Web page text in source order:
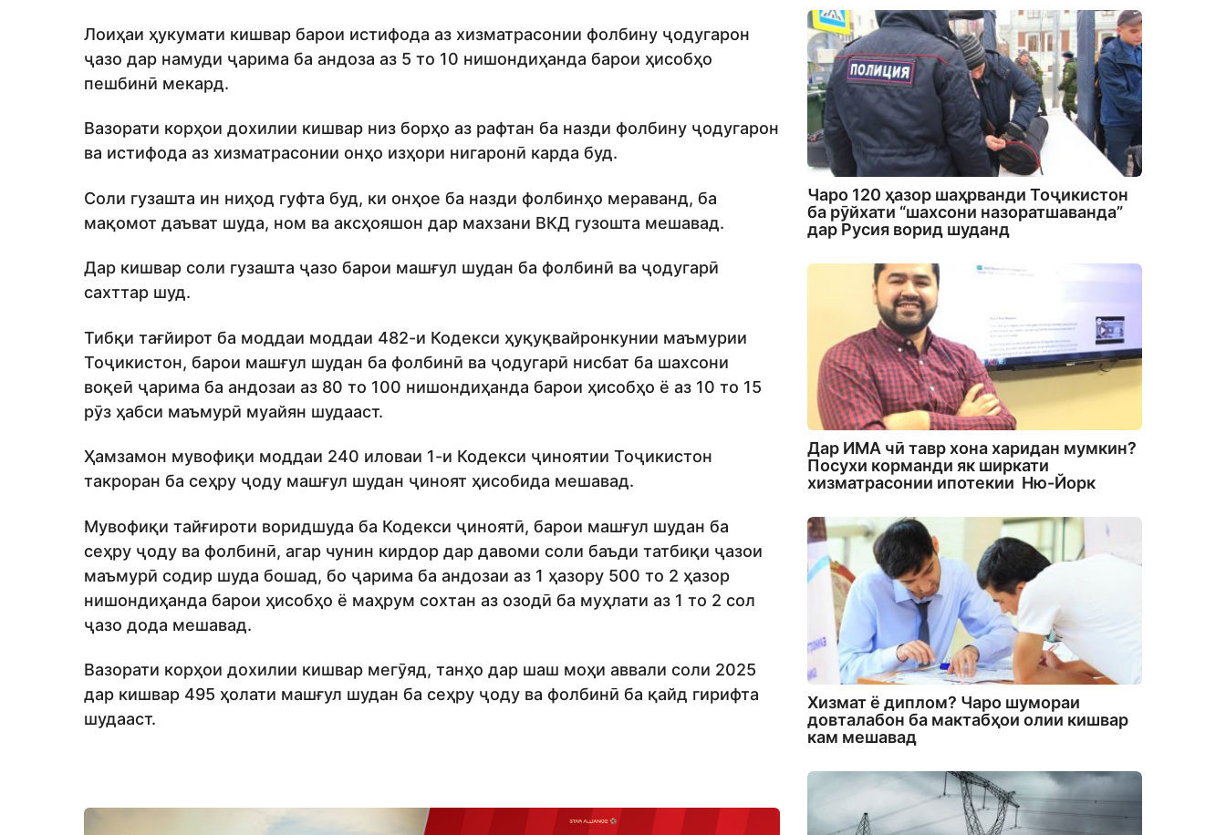
Лоиҳаи ҳукумати кишвар барои истифода аз хизматрасонии фолбину ҷодугарон
ҷазо дар намуди ҷарима ба андоза аз 5 то 10 нишондиҳанда барои ҳисобҳо
пешбинӣ мекард.
Вазорати корҳои дохилии кишвар низ борҳо аз рафтан ба назди фолбину ҷодугарон
ва истифода аз хизматрасонии онҳо изҳори нигаронӣ карда буд.
Соли гузашта ин ниҳод гуфта буд, ки онҳое ба назди фолбинҳо мераванд, ба
мақомот даъват шуда, ном ва аксҳояшон дар махзани ВКД гузошта мешавад.
Дар кишвар соли гузашта ҷазо барои машғул шудан ба фолбинӣ ва ҷодугарӣ
сахттар шуд.
Тибқи тағйирот ба моддаи моддаи 482-и Кодекси ҳуқуқвайронкунии маъмурии
Тоҷикистон, барои машғул шудан ба фолбинӣ ва ҷодугарӣ нисбат ба шахсони
воқеӣ ҷарима ба андозаи аз 80 то 100 нишондиҳанда барои ҳисобҳо ё аз 10 то 15
рӯз ҳабси маъмурӣ муайян шудааст.
Ҳамзамон мувофиқи моддаи 240 иловаи 1-и Кодекси ҷиноятии Тоҷикистон
такроран ба сеҳру ҷоду машғул шудан ҷиноят ҳисобида мешавад.
Мувофиқи тайғироти воридшуда ба Кодекси ҷиноятӣ, барои машғул шудан ба
сеҳру ҷоду ва фолбинӣ, агар чунин кирдор дар давоми соли баъди татбиқи ҷазои
маъмурӣ содир шуда бошад, бо ҷарима ба андозаи аз 1 ҳазору 500 то 2 ҳазор
нишондиҳанда барои ҳисобҳо ё маҳрум сохтан аз озодӣ ба муҳлати аз 1 то 2 сол
ҷазо дода мешавад.
Вазорати корҳои дохилии кишвар мегӯяд, танҳо дар шаш моҳи аввали соли 2025
дар кишвар 495 ҳолати машғул шудан ба сеҳру ҷоду ва фолбинӣ ба қайд гирифта
шудааст.
Чаро 120 ҳазор шаҳрванди Тоҷикистон
ба рӯйхати “шахсони назоратшаванда”
дар Русия ворид шуданд
Дар ИМА чӣ тавр хона харидан мумкин?
Посухи корманди як ширкати
хизматрасонии ипотекии Ню-Йорк
Хизмат ё диплом? Чаро шумораи
довталабон ба мактабҳои олии кишвар
кам мешавад